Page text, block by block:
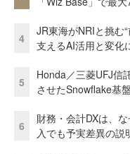
4
JR東海がNRIと挑む
支えるAI活用と変化
5
Honda／三菱UFJ信
させたSnowflake基
6
財務・会計DXは、
入でも予実差異の